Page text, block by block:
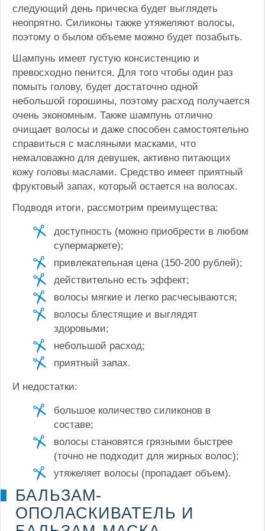
следующий день прическа будет выглядеть
неопрятно. Силиконы также утяжеляют волосы,
поэтому о былом объеме можно будет позабыть.
Шампунь имеет густую консистенцию и
превосходно пенится. Для того чтобы один раз
помыть голову, будет достаточно одной
небольшой горошины, поэтому расход получается
очень экономным. Также шампунь отлично
очищает волосы и даже способен самостоятельно
справиться с масляными масками, что
немаловажно для девушек, активно питающих
кожу головы маслами. Средство имеет приятный
фруктовый запах, который остается на волосах.
Подводя итоги, рассмотрим преимущества:
доступность (можно приобрести в любом
супермаркете);
привлекательная цена (150-200 рублей);
действительно есть эффект;
волосы мягкие и легко расчесываются;
волосы блестящие и выглядят
здоровыми;
небольшой расход;
приятный запах.
И недостатки:
большое количество силиконов в
составе;
волосы становятся грязными быстрее
(точно не подходит для жирных волос);
утяжеляет волосы (пропадает объем).
БАЛЬЗАМ-
ОПОЛАСКИВАТЕЛЬ И